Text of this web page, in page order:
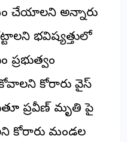
చేయాలని అన్నారు
భవిష్యత్తులో
ప్రభుత్వం
కోరారు వైస్
ప్రవీణ్ మృతి పై
కోరారు మండల